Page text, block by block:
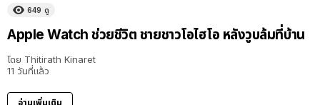
649 ดู
Apple Watch ช่วยชีวิต ชายชาวโอไฮโอ หลังวูบล้มที่บ้าน
โดย Thitirath Kinaret
11 วันที่แล้ว
อ่านเพิ่มเติม